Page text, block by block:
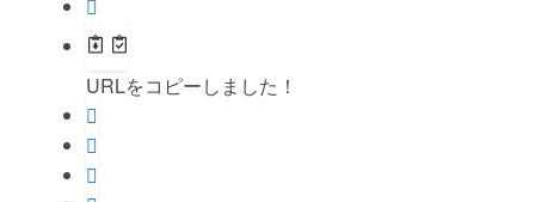
URLをコピーしました！